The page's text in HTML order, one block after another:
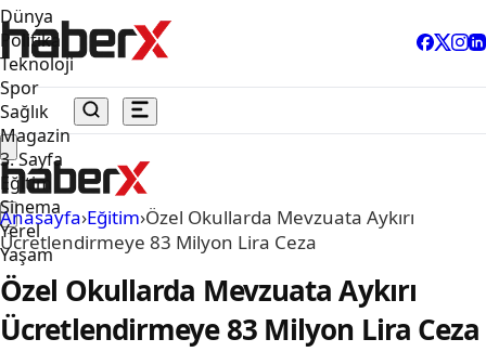
Dünya
Politika
Teknoloji
Spor
Sağlık
Magazin
3. Sayfa
Eğitim
Sinema
Yerel
Yaşam
Anasayfa›Eğitim›Özel Okullarda Mevzuata Aykırı
Ücretlendirmeye 83 Milyon Lira Ceza
Özel Okullarda Mevzuata Aykırı
Ücretlendirmeye 83 Milyon Lira Ceza